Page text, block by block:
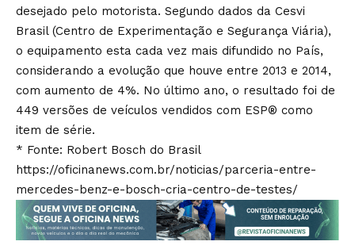
desejado pelo motorista. Segundo dados da Cesvi
Brasil (Centro de Experimentação e Segurança Viária),
o equipamento esta cada vez mais difundido no País,
considerando a evolução que houve entre 2013 e 2014,
com aumento de 4%. No último ano, o resultado foi de
449 versões de veículos vendidos com ESP® como
item de série.
* Fonte: Robert Bosch do Brasil
https://oficinanews.com.br/noticias/parceria-entre-
mercedes-benz-e-bosch-cria-centro-de-testes/